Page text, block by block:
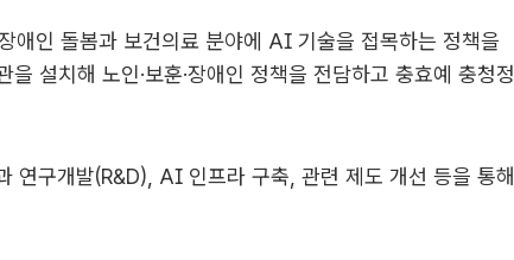
애인 돌봄과 보건의료 분야에 AI 기술을 접목하는 정책을
설치해 노인·보훈·장애인 정책을 전담하고 충효예 충청정
연구개발(R&D), AI 인프라 구축, 관련 제도 개선 등을 통해